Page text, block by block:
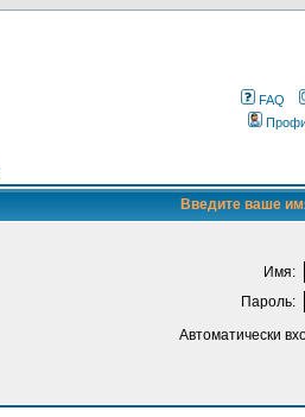
FAQ
Введите ваше
Имя:
Пароль:
Автоматически